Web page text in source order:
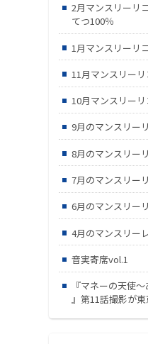
2月マンスリーリ
てつ100％
1月マンスリーリ
11月マンスリー
10月マンスリー
9月のマンスリー
8月のマンスリー
7月のマンスリー
6月のマンスリー
4月のマンスリー
音実寄席vol.1
『マネーの天使
』第11話撮影が